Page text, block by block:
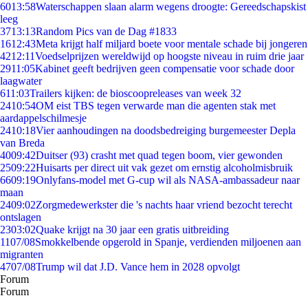
6013:58Waterschappen slaan alarm wegens droogte: Gereedschapskist
leeg
3713:13Random Pics van de Dag #1833
1612:43Meta krijgt half miljard boete voor mentale schade bij jongeren
4212:11Voedselprijzen wereldwijd op hoogste niveau in ruim drie jaar
2911:05Kabinet geeft bedrijven geen compensatie voor schade door
laagwater
611:03Trailers kijken: de bioscoopreleases van week 32
2410:54OM eist TBS tegen verwarde man die agenten stak met
aardappelschilmesje
2410:18Vier aanhoudingen na doodsbedreiging burgemeester Depla
van Breda
4009:42Duitser (93) crasht met quad tegen boom, vier gewonden
2509:22Huisarts per direct uit vak gezet om ernstig alcoholmisbruik
6609:19Onlyfans-model met G-cup wil als NASA-ambassadeur naar
maan
2409:02Zorgmedewerkster die 's nachts haar vriend bezocht terecht
ontslagen
2303:02Quake krijgt na 30 jaar een gratis uitbreiding
1107/08Smokkelbende opgerold in Spanje, verdienden miljoenen aan
migranten
4707/08Trump wil dat J.D. Vance hem in 2028 opvolgt
Forum
Forum